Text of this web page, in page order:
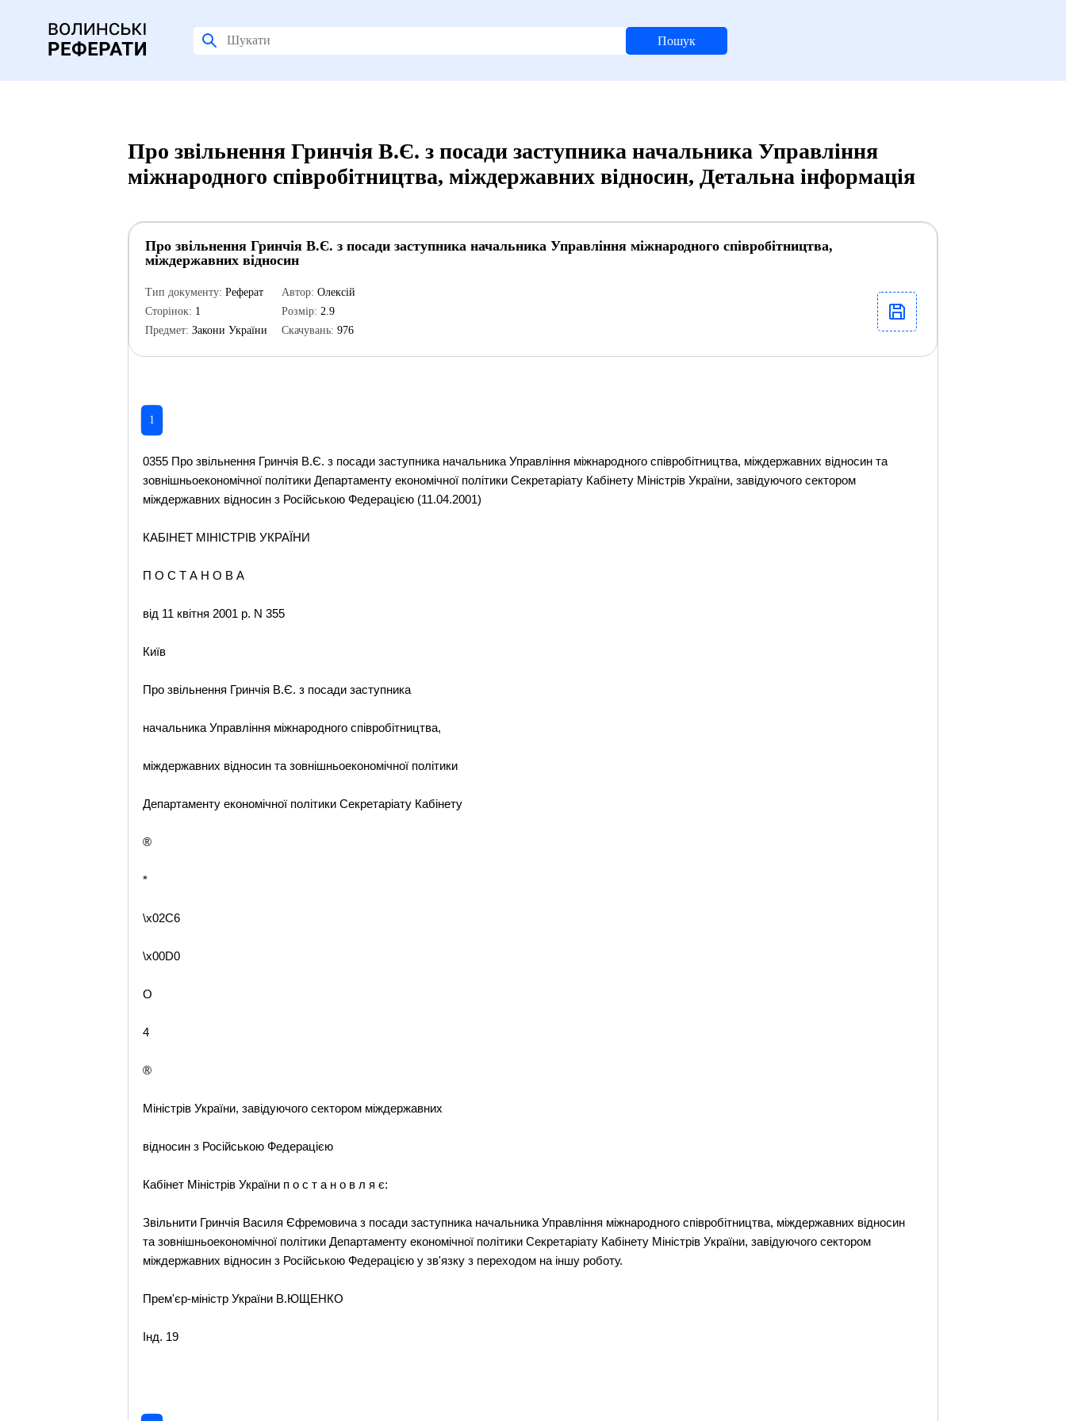
Пошук
Про звільнення Гринчія В.Є. з посади заступника начальника Управління
міжнародного співробітництва, міждержавних відносин, Детальна інформація
Про звільнення Гринчія В.Є. з посади заступника начальника Управління міжнародного співробітництва,
міждержавних відносин
Тип документу: Реферат
Сторінок: 1
Предмет: Закони України
Автор: Олексій
Розмір: 2.9
Скачувань: 976
1
0355 Про звільнення Гринчія В.Є. з посади заступника начальника Управління міжнародного співробітництва, міждержавних відносин та
зовнішньоекономічної політики Департаменту економічної політики Секретаріату Кабінету Міністрів України, завідуючого сектором
міждержавних відносин з Російською Федерацією (11.04.2001)
КАБІНЕТ МІНІСТРІВ УКРАЇНИ
П О С Т А Н О В А
від 11 квітня 2001 р. N 355
Київ
Про звільнення Гринчія В.Є. з посади заступника
начальника Управління міжнародного співробітництва,
міждержавних відносин та зовнішньоекономічної політики
Департаменту економічної політики Секретаріату Кабінету
®
*
\x02C6
\x00D0
O
4
®
Міністрів України, завідуючого сектором міждержавних
відносин з Російською Федерацією
Кабінет Міністрів України п о с т а н о в л я є:
Звільнити Гринчія Василя Єфремовича з посади заступника начальника Управління міжнародного співробітництва, міждержавних відносин
та зовнішньоекономічної політики Департаменту економічної політики Секретаріату Кабінету Міністрів України, завідуючого сектором
міждержавних відносин з Російською Федерацією у зв'язку з переходом на іншу роботу.
Прем'єр-міністр України В.ЮЩЕНКО
Інд. 19